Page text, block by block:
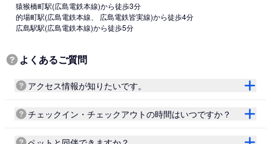
猿猴橋町駅(広島電鉄本線)から徒歩3分
的場町駅(広島電鉄本線、 広島電鉄皆実線)から徒歩4分
広島駅駅(広島電鉄本線)から徒歩5分
よくあるご質問
アクセス情報が知りたいです。
チェックイン・チェックアウトの時間はいつですか？